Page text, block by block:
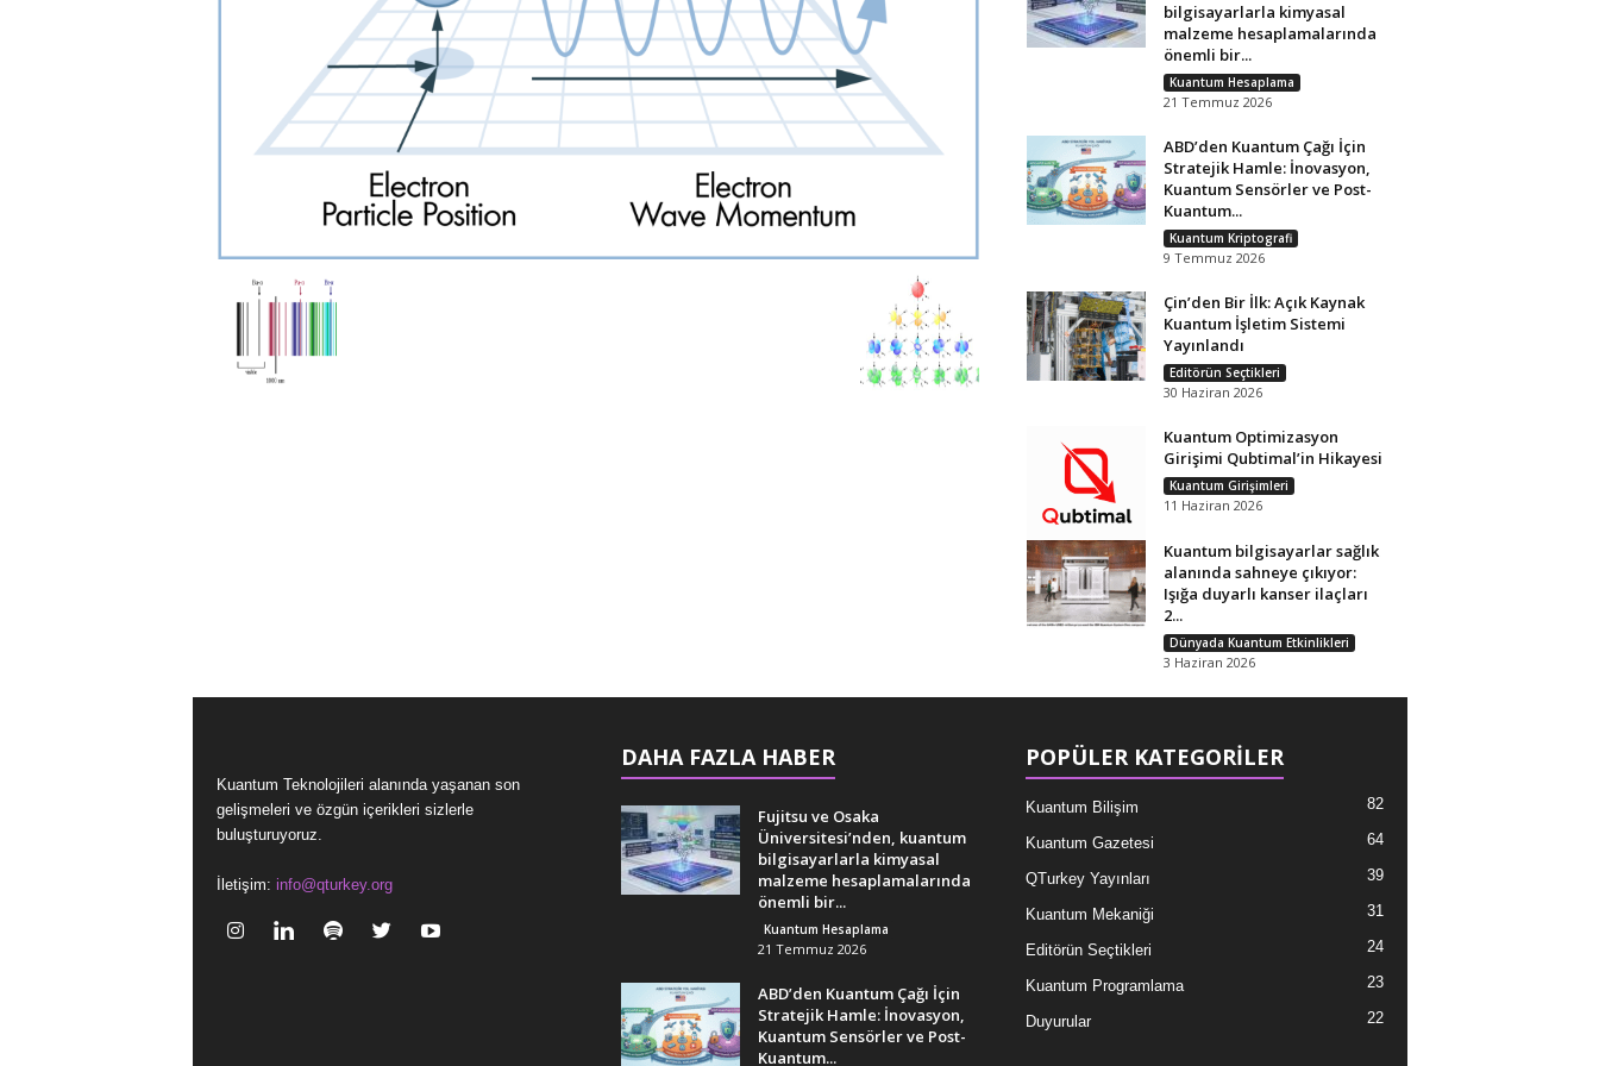
bilgisayarlarla kimyasal
malzeme hesaplamalarında
önemli bir...
Kuantum Hesaplama
21 Temmuz 2026
ABD’den Kuantum Çağı İçin
Stratejik Hamle: İnovasyon,
Kuantum Sensörler ve Post-
Kuantum...
Kuantum Kriptografi
9 Temmuz 2026
Çin’den Bir İlk: Açık Kaynak
Kuantum İşletim Sistemi
Yayınlandı
Editörün Seçtikleri
30 Haziran 2026
Kuantum Optimizasyon
Girişimi Qubtimal’in Hikayesi
Kuantum Girişimleri
11 Haziran 2026
Kuantum bilgisayarlar sağlık
alanında sahneye çıkıyor:
Işığa duyarlı kanser ilaçları
2...
Dünyada Kuantum Etkinlikleri
3 Haziran 2026
Kuantum Teknolojileri alanında yaşanan son
gelişmeleri ve özgün içerikleri sizlerle
buluşturuyoruz.
İletişim: info@qturkey.org
DAHA FAZLA HABER
Fujitsu ve Osaka
Üniversitesi’nden, kuantum
bilgisayarlarla kimyasal
malzeme hesaplamalarında
önemli bir...
Kuantum Hesaplama
21 Temmuz 2026
ABD’den Kuantum Çağı İçin
Stratejik Hamle: İnovasyon,
Kuantum Sensörler ve Post-
Kuantum...
POPÜLER KATEGORİLER
Kuantum Bilişim 82
Kuantum Gazetesi 64
QTurkey Yayınları 39
Kuantum Mekaniği 31
Editörün Seçtikleri 24
Kuantum Programlama 23
Duyurular 22